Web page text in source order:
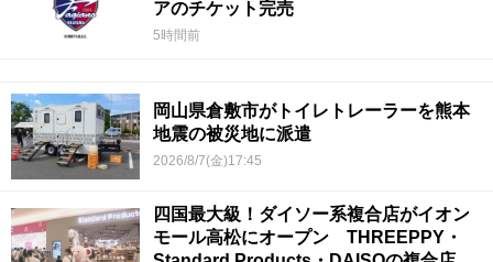
アのチケット完売
5時間前
岡山県倉敷市がトイレトレーラーを熊本
地震の被災地に派遣
2026/8/7(金)17:45
四国最大級！ダイソー系複合店がイオン
モール高松にオープン THREEPPY・